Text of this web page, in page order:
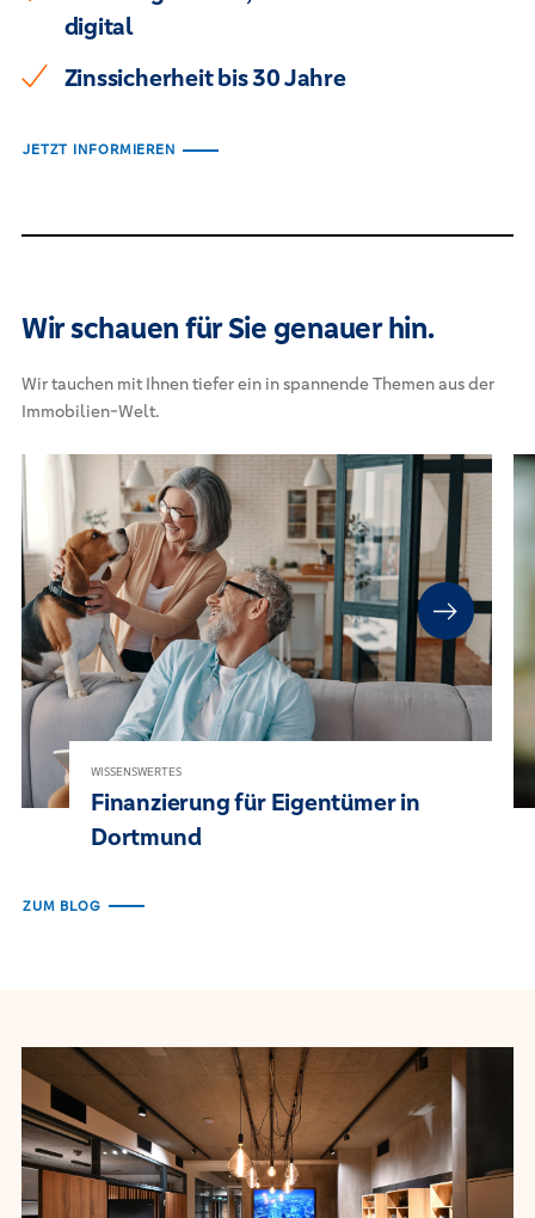
digital
Zinssicherheit bis 30 Jahre
JETZT INFORMIEREN
Wir schauen für Sie genauer hin.
Wir tauchen mit Ihnen tiefer ein in spannende Themen aus der
Immobilien-Welt.
WISSENSWERTES
Finanzierung für Eigentümer in
Dortmund
ZUM BLOG